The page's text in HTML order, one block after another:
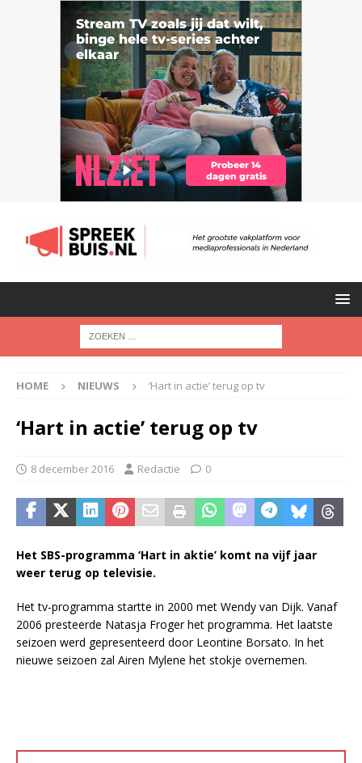
HOME NIEUWS ‘Hart in actie’ terug op tv
‘Hart in actie’ terug op tv
8 december 2016 Redactie 0
Het SBS-programma ‘Hart in ak­tie’ komt na vijf jaar
weer terug op televisie.
Het tv-pro­gram­ma startte in 2000 met Wendy van Dijk. Vanaf
2006 presteerde Na­tas­ja Fro­ger het programma. Het laatste
seizoen werd gepresenteerd door Le­on­ti­ne Bor­sa­to. In het
nieuwe seizoen zal Airen Mylene het stokje overnemen.